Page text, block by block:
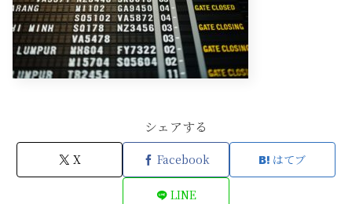
シェアする
X Facebook はてブ
LINE